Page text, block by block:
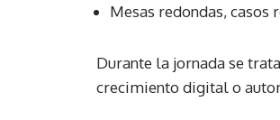
Mesas redondas, casos
Durante la jornada se
crecimiento digital o